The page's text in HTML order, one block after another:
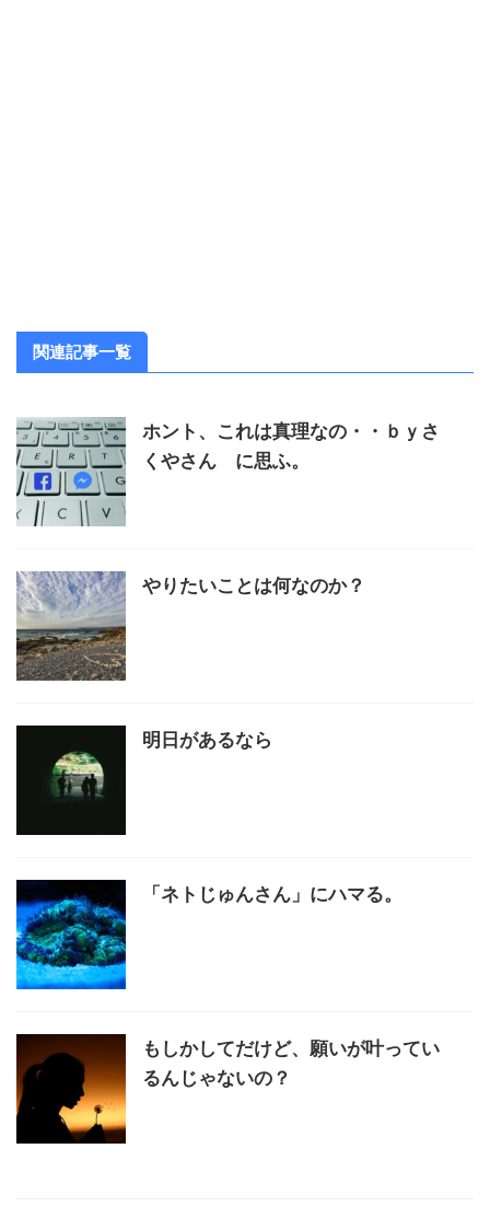
関連記事一覧
ホント、これは真理なの・・ｂｙさ
くやさん に思ふ。
やりたいことは何なのか？
明日があるなら
「ネトじゅんさん」にハマる。
もしかしてだけど、願いが叶ってい
るんじゃないの？